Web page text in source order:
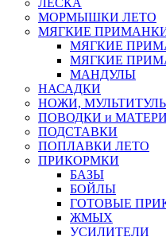
ЛЕСКА
МОРМЫШКИ ЛЕТО
МЯГКИЕ
МЯГКИЕ
МЯГКИЕ
МАНДУЛЫ
НАСАДКИ
НОЖИ,
ПОВОДКИ и
ПОДСТАВКИ
ПОПЛАВКИ ЛЕТО
ПРИКОРМКИ
БАЗЫ
БОЙЛЫ
ГОТОВЫЕ
ЖМЫХ
УСИЛИТЕЛИ